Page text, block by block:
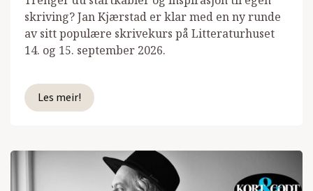
skriving? Jan Kjærstad er klar med en ny runde
av sitt populære skrivekurs på Litteraturhuset
14. og 15. september 2026.
Les meir!